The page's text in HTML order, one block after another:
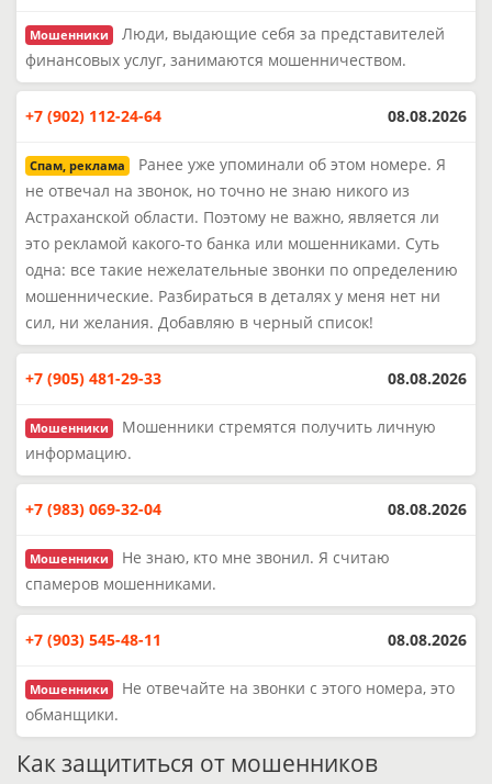
Мошенники
Люди, выдающие себя за представителей
финансовых услуг, занимаются мошенничеством.
+7 (902) 112-24-64 08.08.2026
Спам, реклама
Ранее уже упоминали об этом номере. Я
не отвечал на звонок, но точно не знаю никого из
Астраханской области. Поэтому не важно, является ли
это рекламой какого-то банка или мошенниками. Суть
одна: все такие нежелательные звонки по определению
мошеннические. Разбираться в деталях у меня нет ни
сил, ни желания. Добавляю в черный список!
+7 (905) 481-29-33 08.08.2026
Мошенники
Мошенники стремятся получить личную
информацию.
+7 (983) 069-32-04 08.08.2026
Мошенники
Не знаю, кто мне звонил. Я считаю
спамеров мошенниками.
+7 (903) 545-48-11 08.08.2026
Мошенники
Не отвечайте на звонки с этого номера, это
обманщики.
Как защититься от мошенников